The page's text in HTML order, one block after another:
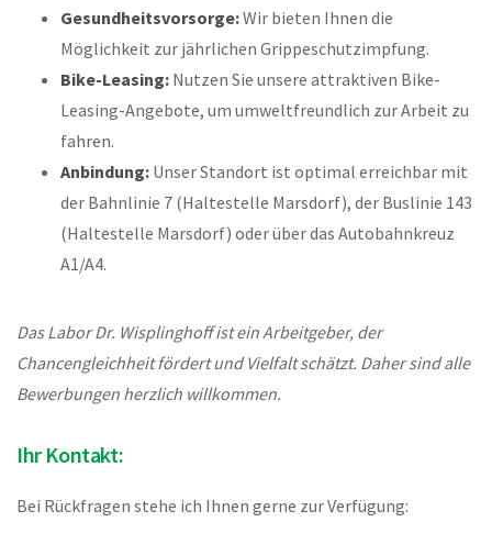
Gesundheitsvorsorge:Wir bieten Ihnen die
Möglichkeit zur jährlichen Grippeschutzimpfung.
Bike-Leasing: Nutzen Sie unsere attraktiven Bike-
Leasing-Angebote, um umweltfreundlich zur Arbeit zu
fahren.
Anbindung: Unser Standort ist optimal erreichbar mit
der Bahnlinie 7 (Haltestelle Marsdorf), der Buslinie 143
(Haltestelle Marsdorf) oder über das Autobahnkreuz
A1/A4.
Das Labor Dr. Wisplinghoff ist ein Arbeitgeber, der
Chancengleichheit fördert und Vielfalt schätzt. Daher sind alle
Bewerbungen herzlich willkommen.
Ihr Kontakt:
Bei Rückfragen stehe ich Ihnen gerne zur Verfügung: